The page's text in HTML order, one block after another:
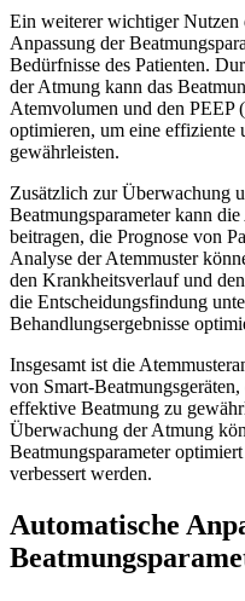
Ein weiterer wichtiger Nutzen
Anpassung der
Bedürfnisse des Patienten.
der Atmung kann das
Atemvolumen und den PEEP
optimieren, um eine effiziente
gewährleisten.
Zusätzlich zur Überwachung
Beatmungsparameter kann
beitragen, die Prognose von
Analyse der Atemmuster
den Krankheitsverlauf und
die Entscheidungsfindung
Behandlungsergebnisse
Insgesamt ist die
von Smart-
effektive Beatmung zu
Überwachung der Atmung
Beatmungsparameter
verbessert werden.
Automatische